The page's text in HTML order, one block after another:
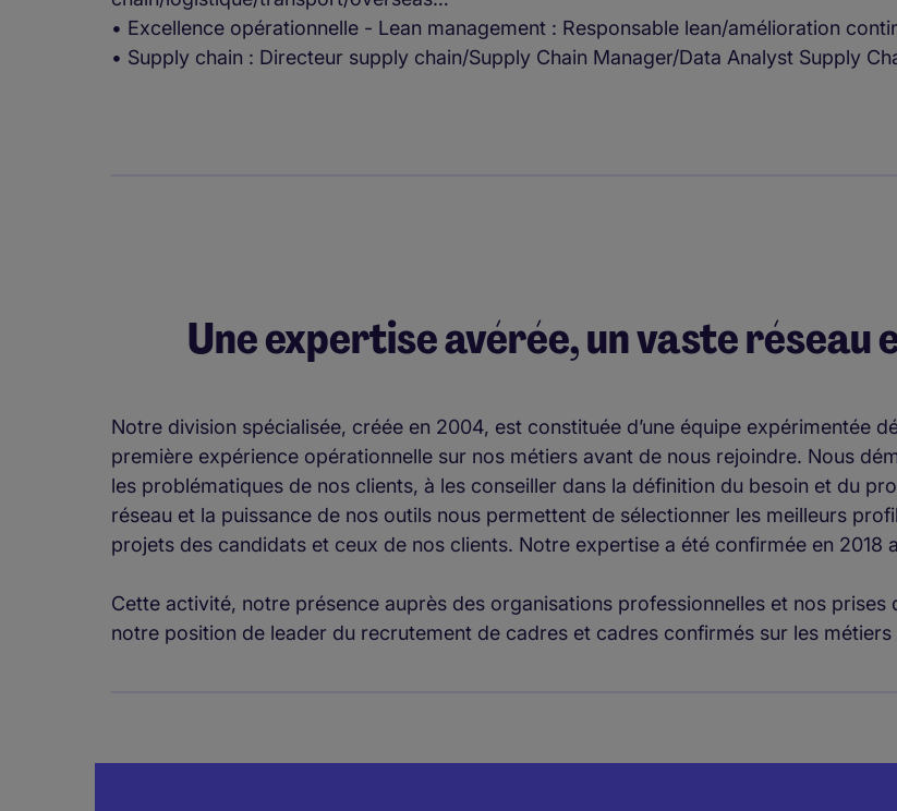
• Excellence opérationnelle - Lean management : Responsable lean/amélioration
• Supply chain : Directeur supply chain/Supply Chain Manager/Data Analyst Supply
Une expertise avérée, un vaste réseau
Notre division spécialisée, créée en 2004, est constituée d’une équipe expérimentée
première expérience opérationnelle sur nos métiers avant de nous rejoindre. Nous
les problématiques de nos clients, à les conseiller dans la définition du besoin et du
réseau et la puissance de nos outils nous permettent de sélectionner les meilleurs
projets des candidats et ceux de nos clients. Notre expertise a été confirmée en 2018
Cette activité, notre présence auprès des organisations professionnelles et nos
notre position de leader du recrutement de cadres et cadres confirmés sur les métiers